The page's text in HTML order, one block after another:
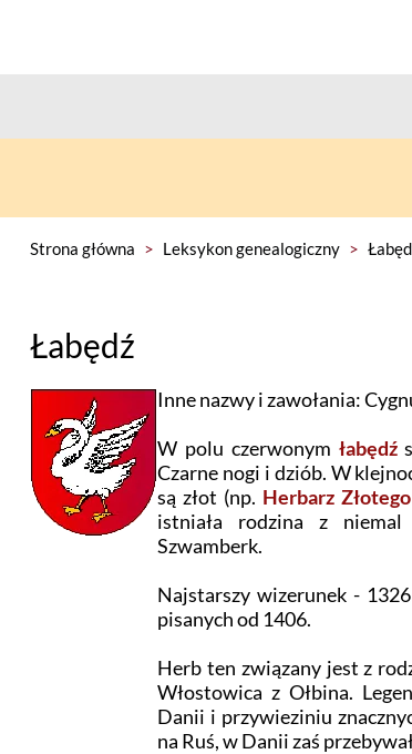
Strona główna > Leksykon genealogiczny >
Łabędź
Inne nazwy i zawołania:
W polu czerwonym łabędź
Czarne nogi i dziób. W
są złot (np. Herbarz
istniała rodzina z
Szwamberk.
Najstarszy wizerunek -
pisanych od 1406.
Herb ten związany jest z
Włostowica z Ołbina.
Danii i przywieziniu
na Ruś, w Danii zaś